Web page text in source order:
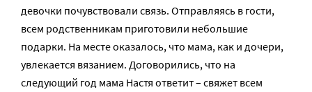
девочки почувствовали связь. Отправляясь в гости,
всем родственникам приготовили небольшие
подарки. На месте оказалось, что мама, как и дочери,
увлекается вязанием. Договорились, что на
следующий год мама Настя ответит – свяжет всем